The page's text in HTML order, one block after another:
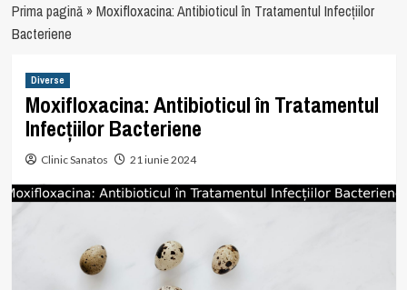
Prima pagină»Moxifloxacina: Antibioticul în Tratamentul Infecțiilor
Bacteriene
Diverse
Moxifloxacina: Antibioticul în Tratamentul
Infecțiilor Bacteriene
Clinic Sanatos 21 iunie 2024